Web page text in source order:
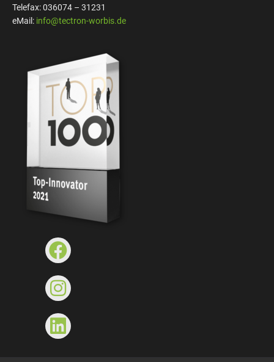
Telefax: 036074 – 31231
eMail: info@tectron-worbis.de